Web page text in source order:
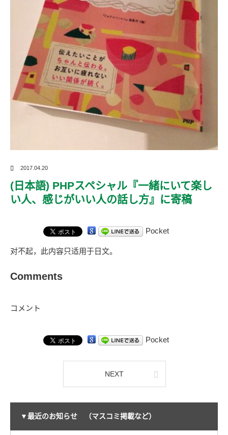
2017.04.20
(日本語) PHPスペシャル『一緒にいて楽し
い人、感じがいい人の話し方』に寄稿
Pocket
对不起，此内容只适用于日文。
Comments
コメント
Pocket
NEXT
▼最近のお知らせ （マスコミ掲載など）